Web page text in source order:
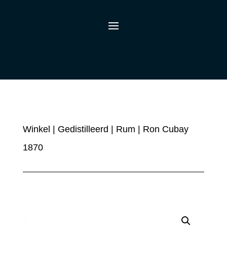
Winkel Gedistilleerd Rum | Ron Cubay
1870